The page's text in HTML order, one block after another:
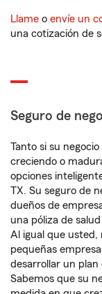
Llame o envíe un
una cotización de
Seguro de
Tanto si su
creciendo o
opciones
TX. Su seguro de
dueños de
una póliza de
Al igual que usted,
pequeñas
desarrollar un
Sabemos que su